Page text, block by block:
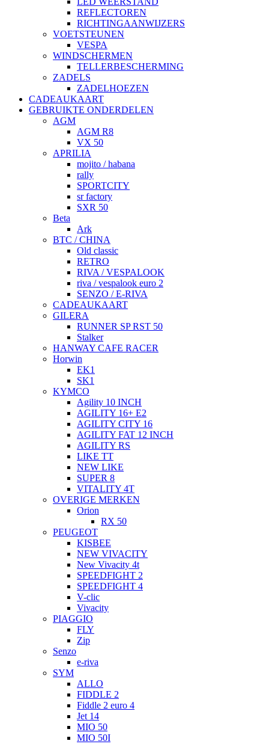
REFLECTOREN
RICHTINGAANWIJZERS
VOETSTEUNEN
VESPA
WINDSCHERMEN
TELLERBESCHERMING
ZADELS
ZADELHOEZEN
CADEAUKAART
GEBRUIKTE ONDERDELEN
AGM
AGM R8
VX 50
APRILIA
mojito / habana
rally
SPORTCITY
sr factory
SXR 50
Beta
Ark
BTC / CHINA
Old classic
RETRO
RIVA / VESPALOOK
riva / vespalook euro 2
SENZO / E-RIVA
CADEAUKAART
GILERA
RUNNER SP RST 50
Stalker
HANWAY CAFE RACER
Horwin
EK1
SK1
KYMCO
Agility 10 INCH
AGILITY 16+ E2
AGILITY CITY 16
AGILITY FAT 12 INCH
AGILITY RS
LIKE TT
NEW LIKE
SUPER 8
VITALITY 4T
OVERIGE MERKEN
Orion
RX 50
PEUGEOT
KISBEE
NEW VIVACITY
New Vivacity 4t
SPEEDFIGHT 2
SPEEDFIGHT 4
V-clic
Vivacity
PIAGGIO
FLY
Zip
Senzo
e-riva
SYM
ALLO
FIDDLE 2
Fiddle 2 euro 4
Jet 14
MIO 50
MIO 50I